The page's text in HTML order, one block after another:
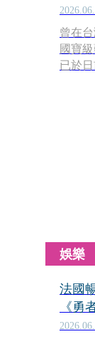
曾在
國寶
已於
娛樂
法國
《勇